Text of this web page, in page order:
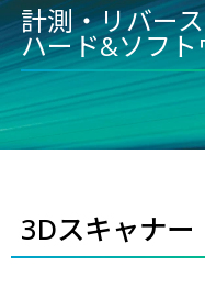
計測・リバー
ハード&ソフト
3Dスキャナー